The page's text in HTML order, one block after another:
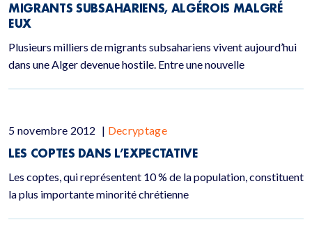
MIGRANTS SUBSAHARIENS, ALGÉROIS MALGRÉ
EUX
Plusieurs milliers de migrants subsahariens vivent aujourd’hui
dans une Alger devenue hostile. Entre une nouvelle
5 novembre 2012 | Decryptage
LES COPTES DANS L’EXPECTATIVE
Les coptes, qui représentent 10 % de la population, constituent
la plus importante minorité chrétienne